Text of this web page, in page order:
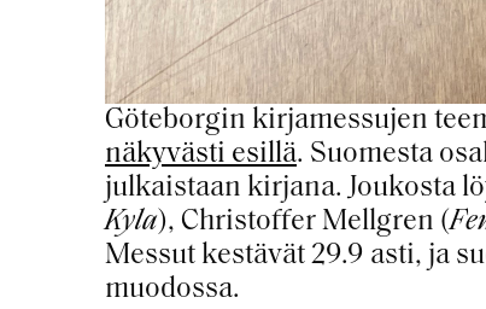
Göteborgin kirjamessujen
näkyvästi esillä. Suomesta
julkaistaan kirjana. Joukosta
Kyla), Christoffer Mellgren (
Messut kestävät 29.9 asti, ja
muodossa.